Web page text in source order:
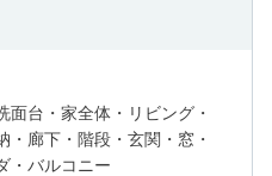
面台・ 家全体・ リビング・
・ 廊下・ 階段・ 玄関・ 窓・
・バルコニー